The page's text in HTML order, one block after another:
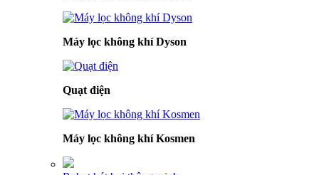
Máy lọc không khí Dyson
Quạt điện
Máy lọc không khí Kosmen